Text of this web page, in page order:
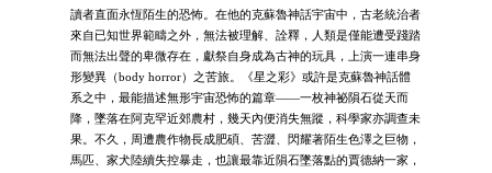
讀者直面永恆陌生的恐怖。在他的克蘇魯神話宇宙中，古老統治者
來自已知世界範疇之外，無法被理解、詮釋，人類是僅能遭受踐踏
而無法出聲的卑微存在，獻祭自身成為古神的玩具，上演一連串身
形變異（body horror）之苦旅。《星之彩》或許是克蘇魯神話體
系之中，最能描述無形宇宙恐怖的篇章――一枚神祕隕石從天而
降，墜落在阿克罕近郊農村，幾天內便消失無蹤，科學家亦調查未
果。不久，周遭農作物長成肥碩、苦澀、閃耀著陌生色澤之巨物，
馬匹、家犬陸續失控暴走，也讓最靠近隕石墜落點的賈德納一家，